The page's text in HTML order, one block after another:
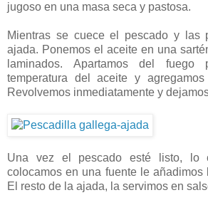
jugoso en una masa seca y pastosa.
Mientras se cuece el pescado y las
ajada. Ponemos el aceite en una
laminados. Apartamos del
temperatura del aceite y
Revolvemos inmediatamente y
Una vez el pescado esté listo, lo
colocamos en una fuente le añadimos
El resto de la ajada, la servimos en